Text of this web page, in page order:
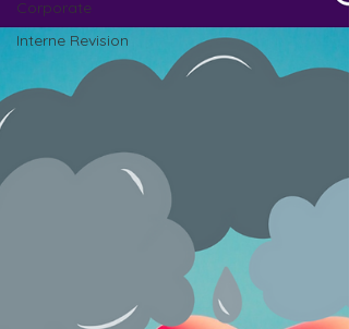
Corporate
Interne Revision